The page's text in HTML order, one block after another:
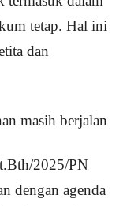
tetap. Hal ini
dan
masih berjalan
2025/PN
dengan agenda